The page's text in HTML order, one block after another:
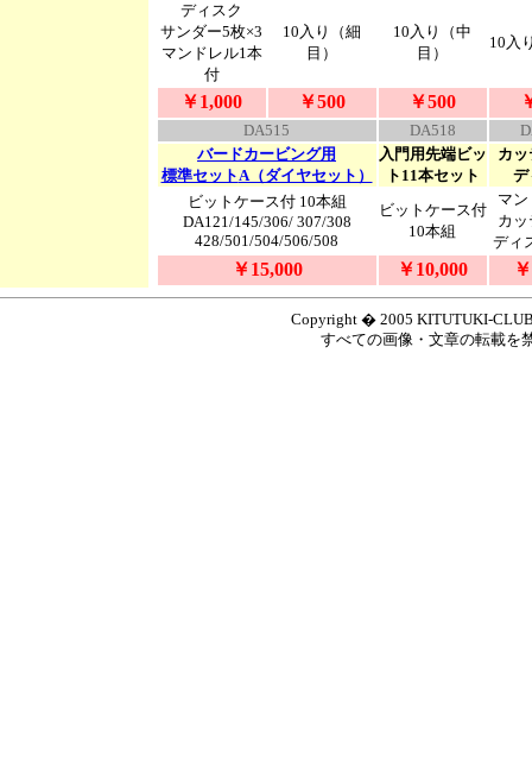
ディスク
サンダー5枚×3
マンドレル1本
付
10入り
（細
目）
10入り
（中
目）
10入
￥1,000 ￥500 ￥500
DA515 DA518
バードカービング用
標準セットA（ダイヤセット）
入門用先端ビッ
ト11本セット
カ
デ
ビットケース付10本組
DA121/145/306/ 307/308
428/501/504/506/508
ビットケース付
10本組
マ
カ
ディ
￥15,000 ￥10,000
Copyright � 2005 KITUTUKI-
すべての画像・文章の転載を